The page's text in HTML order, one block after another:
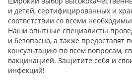
и детей, сертифицированных и
соответствии со всеми
Наши опытные специалисты
и безопасно, а также предоставят
консультацию по всем вопросам,
вакцинацией. Защитите себя и
инфекций!